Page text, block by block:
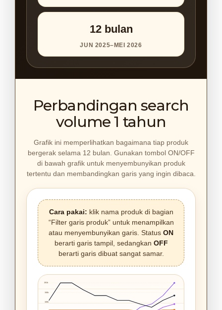
12 bulan
JUN 2025–MEI 2026
Perbandingan search
volume 1 tahun
Grafik ini memperlihatkan bagaimana tiap produk
bergerak selama 12 bulan. Gunakan tombol ON/OFF
di bawah grafik untuk menyembunyikan produk
tertentu dan membandingkan garis yang ingin dibaca.
Cara pakai: klik nama produk di bagian
“Filter garis produk” untuk menampilkan
atau menyembunyikan garis. Status ON
berarti garis tampil, sedangkan OFF
berarti garis dibuat sangat samar.
201k
150k
100k